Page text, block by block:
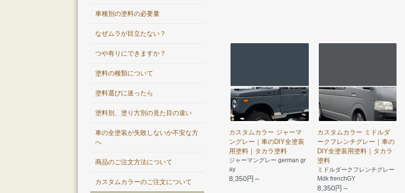
カスタムカラー ジャーマ
ングレー｜車のDIY全塗装
用塗料｜タカラ塗料
ジャーマングレー german gr
ay
8,350円～
カスタムカラー ミドルダ
ークフレンチグレー｜車の
DIY全塗装用塗料｜タカラ
塗料
ミドルダークフレンチグレー
Mdk frenchGY
8,350円～
車種別の塗料の必要量
なぜムラが目立たない？
つや有りにできますか？
塗料の種類について
塗料選びに迷ったら
塗料別、塗り方別の見た目の違い
車の全塗装が失敗しないか不安な方
へ
商品のご注文方法について
カスタムカラーのご注文について